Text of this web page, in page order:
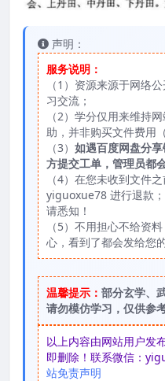
声明：
服务说明：
（1）资源来源于网络
习交流；
（2）学分仅用来维持
助，并非购买文件费用
（3） 如遇百度网盘分
方提交工单，管理员都
（4）在您未收到文件
yiguoxue78 进行退款
请悉知！
（5）不用担心不给资
心，看到了都会发给您
温馨提示： 部分玄学、
请勿模仿学习，仅供参
以上内容由网站用户发
即删除！联系微信：
站免责声明